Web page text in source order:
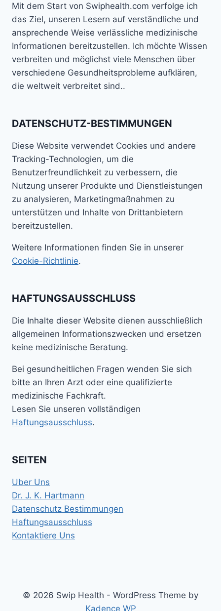
Mit dem Start von Swiphealth.com verfolge ich
das Ziel, unseren Lesern auf verständliche und
ansprechende Weise verlässliche medizinische
Informationen bereitzustellen. Ich möchte Wissen
verbreiten und möglichst viele Menschen über
verschiedene Gesundheitsprobleme aufklären,
die weltweit verbreitet sind..
DATENSCHUTZ-BESTIMMUNGEN
Diese Website verwendet Cookies und andere
Tracking-Technologien, um die
Benutzerfreundlichkeit zu verbessern, die
Nutzung unserer Produkte und Dienstleistungen
zu analysieren, Marketingmaßnahmen zu
unterstützen und Inhalte von Drittanbietern
bereitzustellen.
Weitere Informationen finden Sie in unserer
Cookie-Richtlinie.
HAFTUNGSAUSSCHLUSS
Die Inhalte dieser Website dienen ausschließlich
allgemeinen Informationszwecken und ersetzen
keine medizinische Beratung.
Bei gesundheitlichen Fragen wenden Sie sich
bitte an Ihren Arzt oder eine qualifizierte
medizinische Fachkraft.
Lesen Sie unseren vollständigen
Haftungsausschluss.
SEITEN
Uber Uns
Dr. J. K. Hartmann
Datenschutz Bestimmungen
Haftungsausschluss
Kontaktiere Uns
© 2026 Swip Health - WordPress Theme by
Kadence WP